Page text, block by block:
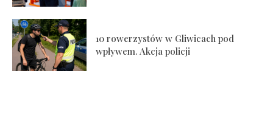
10 rowerzystów w Gliwicach pod
wpływem. Akcja policji